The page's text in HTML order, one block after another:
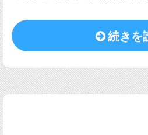
続きを